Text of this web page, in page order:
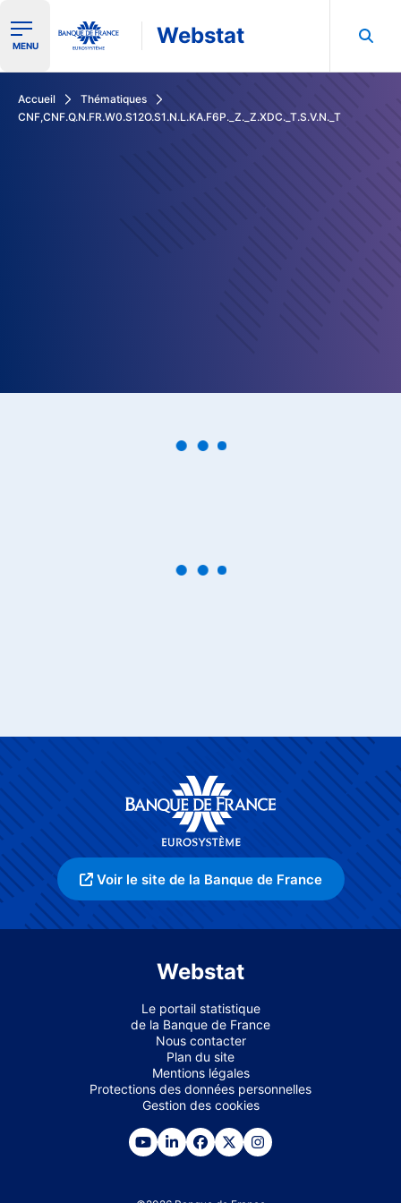
Ouvrir le menu de navigation
MENU Webstat
Accueil
Thématiques
CNF,CNF.Q.N.FR.W0.S12O.S1.N.L.KA.F6P._Z._Z.XDC._T.S.V.N._T
Voir le site de la Banque de France
Webstat
Le portail statistique
de la Banque de France
Nous contacter
Plan du site
Mentions légales
Protections des données personnelles
Gestion des cookies